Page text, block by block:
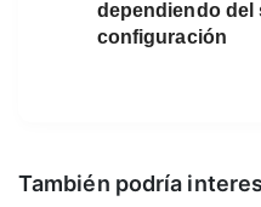
dependiendo del
configuración
También podría